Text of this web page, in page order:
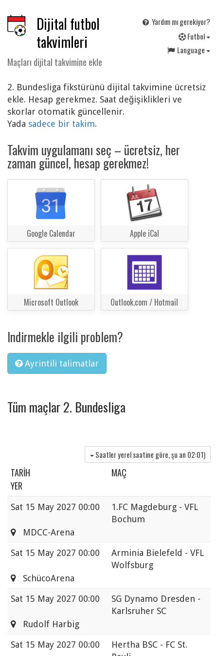
Dijital futbol
takvimleri
Maçları dijital takvimine ekle
Yardım mı gerekiyor?
Futbol
Language
2. Bundesliga fikstürünü dijital takvimine ücretsiz
ekle. Hesap gerekmez. Saat değişiklikleri ve
skorlar otomatik güncellenir.
Yada sadece bir takim.
Takvim uygulamanı seç – ücretsiz, her
zaman güncel, hesap gerekmez!
Google Calendar Apple iCal
Microsoft Outlook Outlook.com / Hotmail
Indirmekle ilgili problem?
Ayrintili talimatlar
Tüm maçlar 2. Bundesliga
Saatler yerel saatine göre, şu an 02:01)
TARIH
MAÇ
YER
Sat 15 May 2027 00:00
1.FC Magdeburg - VFL
Bochum
MDCC-Arena
Sat 15 May 2027 00:00
Arminia Bielefeld - VFL
Wolfsburg
SchücoArena
Sat 15 May 2027 00:00
SG Dynamo Dresden -
Karlsruher SC
Rudolf Harbig
Sat 15 May 2027 00:00
Hertha BSC - FC St.